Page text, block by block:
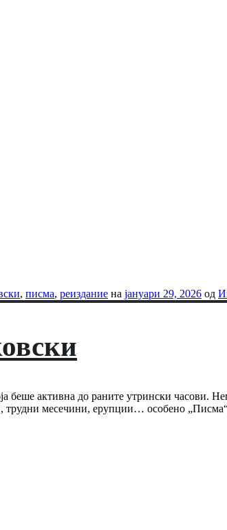
, писма, реиздание на јануари 29, 2026 од
беше активна до раните утрински часови.
трудни месечини, ерупции… особено